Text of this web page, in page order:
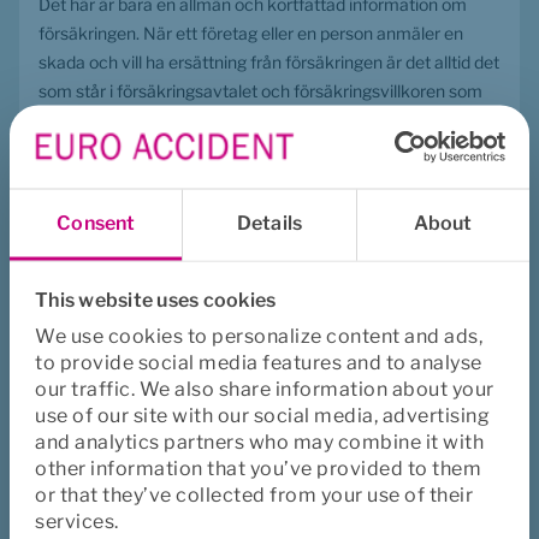
Consent Details About
This website uses cookies
We use cookies to personalize content and ads,
to provide social media features and to analyse
our traffic. We also share information about your
use of our site with our social media, advertising
and analytics partners who may combine it with
other information that you’ve provided to them
or that they’ve collected from your use of their
services.
Det här är bara en allmän och kortfattad information om
försäkringen. När ett företag eller en person anmäler en
skada och vill ha ersättning från försäkringen är det alltid det
som står i försäkringsavtalet och försäkringsvillkoren som
Mina sidor
Jag vill se mina försäkringar